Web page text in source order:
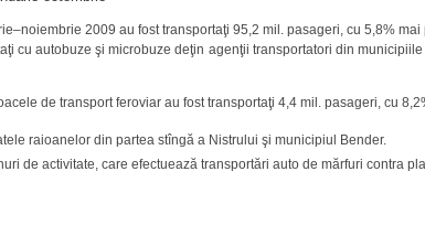
2009 au fost transportaţi 95,2 mil. pasageri, cu 5,8%
cu autobuze şi microbuze deţin agenţii transportatori din
de transport feroviar au fost transportaţi 4,4 mil. pasageri, cu
raioanelor din partea stîngă a Nistrului şi municipiul Bender.
de activitate, care efectuează transportări auto de mărfuri contra